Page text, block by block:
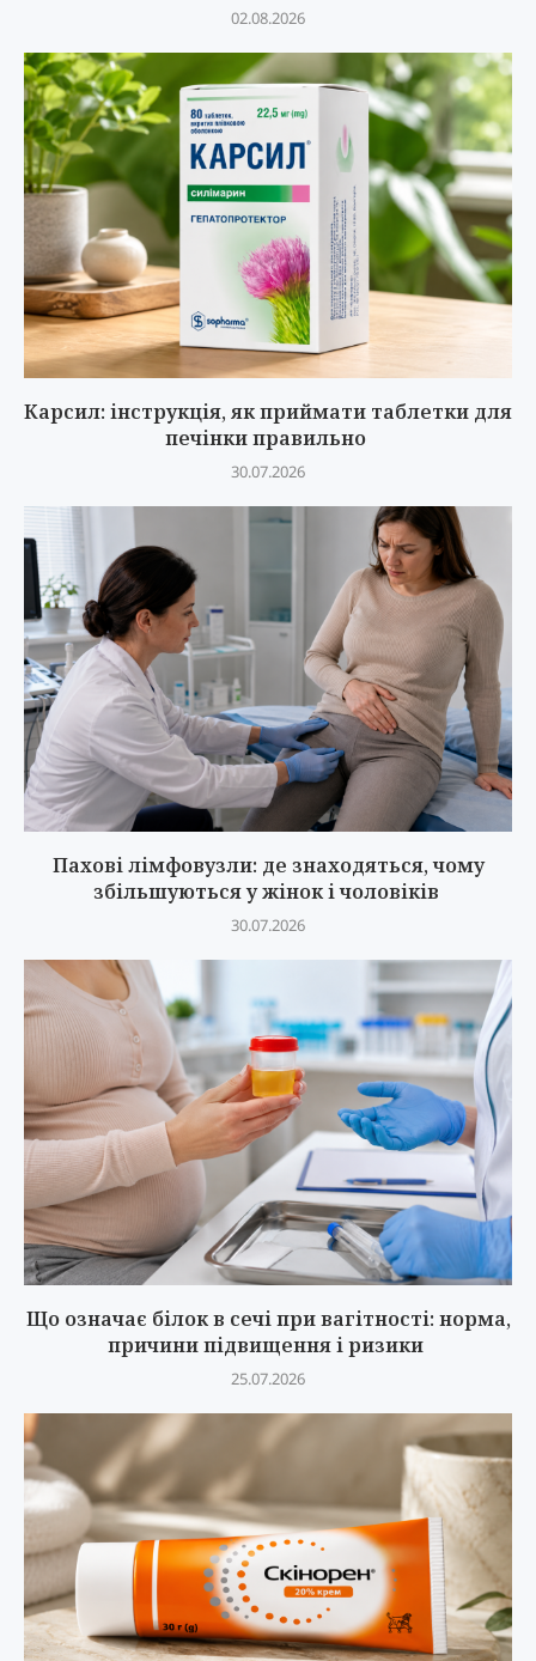
02.08.2026
Карсил: інструкція, як приймати таблетки для
печінки правильно
30.07.2026
Пахові лімфовузли: де знаходяться, чому
збільшуються у жінок і чоловіків
30.07.2026
Що означає білок в сечі при вагітності: норма,
причини підвищення і ризики
25.07.2026